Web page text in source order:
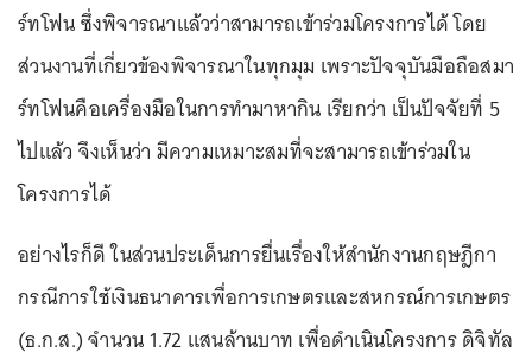
ร์ทโฟน ซึ่งพิจารณาแล้วว่าสามารถเข้าร่วมโครงการได้ โดย
ส่วนงานที่เกี่ยวข้องพิจารณาในทุกมุม เพราะปัจจุบันมือถือสมา
ร์ทโฟนคือเครื่องมือในการทำมาหากิน เรียกว่า เป็นปัจจัยที่ 5
ไปแล้ว จึงเห็นว่า มีความเหมาะสมที่จะสามารถเข้าร่วมใน
โครงการได้
อย่างไรก็ดี ในส่วนประเด็นการยื่นเรื่องให้สำนักงานกฤษฎีกา
กรณีการใช้เงินธนาคารเพื่อการเกษตรและสหกรณ์การเกษตร
(ธ.ก.ส.) จำนวน 1.72 แสนล้านบาท เพื่อดำเนินโครงการ ดิจิทัล